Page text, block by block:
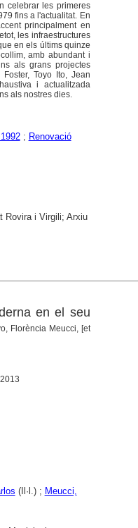
celebrar les primeres
fins a l'actualitat. En
principalment en
les infraestructures
en els últims quinze
amb abundant i
als grans projectes
Toyo Ito, Jean
i actualitzada
als nostres dies.
; Renovació
Rovira i Virgili; Arxiu
en el seu
Florència Meucci, [et
(Il·l.) ; Meucci,